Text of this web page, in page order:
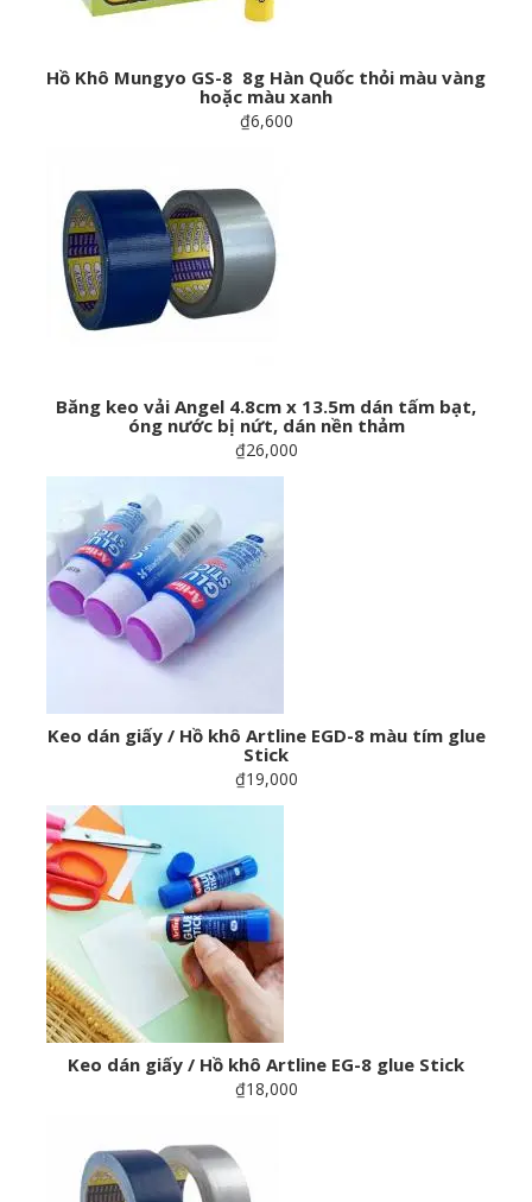
Hồ Khô Mungyo GS-8 8g Hàn Quốc thỏi màu vàng
hoặc màu xanh
₫6,600
Băng keo vải Angel 4.8cm x 13.5m dán tấm bạt,
óng nước bị nứt, dán nền thảm
₫26,000
Keo dán giấy / Hồ khô Artline EGD-8 màu tím glue
Stick
₫19,000
Keo dán giấy / Hồ khô Artline EG-8 glue Stick
₫18,000